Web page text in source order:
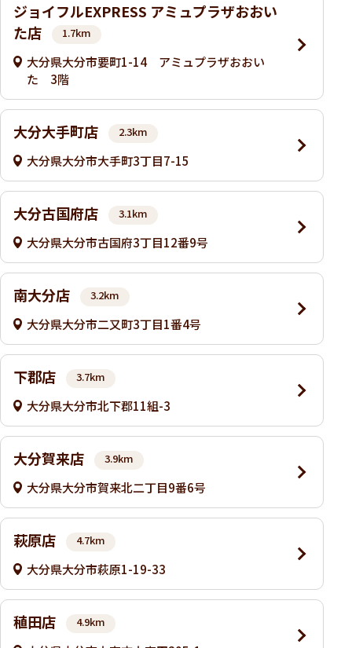
ジョイフルEXPRESS アミュプラザおおい
た店
1.7km
大分県大分市要町1-14 アミュプラザおおい
た 3階
大分大手町店 2.3km
大分県大分市大手町3丁目7-15
大分古国府店 3.1km
大分県大分市古国府3丁目12番9号
南大分店 3.2km
大分県大分市二又町3丁目1番4号
下郡店 3.7km
大分県大分市北下郡11組-3
大分賀来店 3.9km
大分県大分市賀来北二丁目9番6号
萩原店 4.7km
大分県大分市萩原1-19-33
稙田店 4.9km